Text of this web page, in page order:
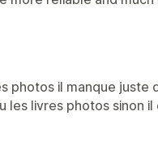
photos il manque juste
les livres photos sinon